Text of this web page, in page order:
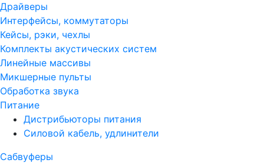
Драйверы
Интерфейсы, коммутаторы
Кейсы, рэки, чехлы
Комплекты акустических систем
Линейные массивы
Микшерные пульты
Обработка звука
Питание
Дистрибьюторы питания
Силовой кабель, удлинители
Сабвуферы